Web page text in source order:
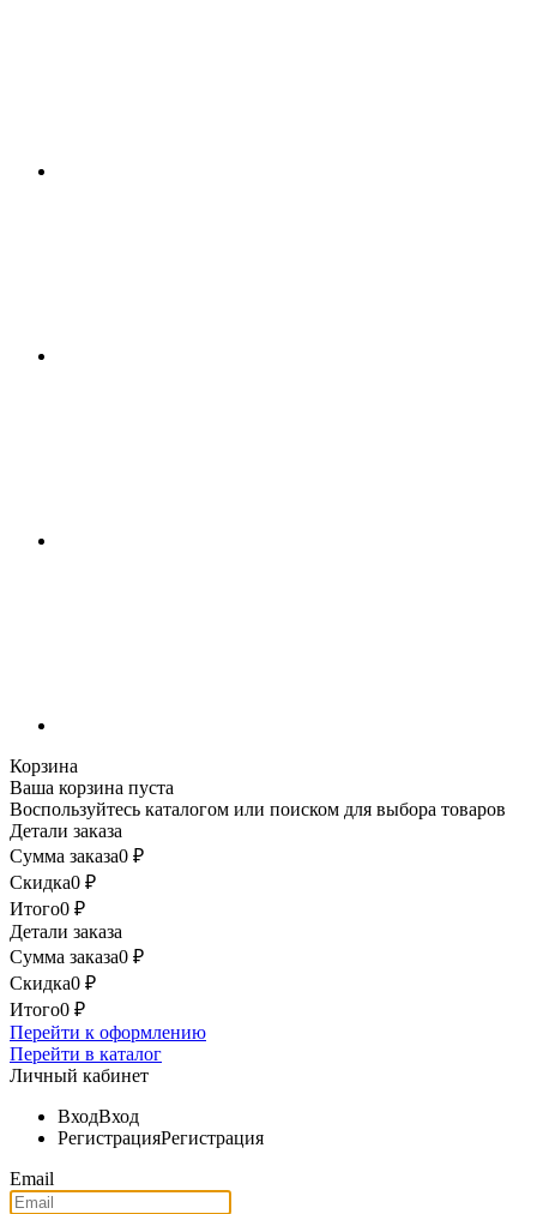
Корзина
Ваша корзина пуста
Воспользуйтесь каталогом или поиском для выбора товаров
Детали заказа
Сумма заказа0 ₽
Скидка0 ₽
Итого0 ₽
Детали заказа
Сумма заказа0 ₽
Скидка0 ₽
Итого0 ₽
Перейти к оформлению
Перейти в каталог
Личный кабинет
ВходВход
РегистрацияРегистрация
Email